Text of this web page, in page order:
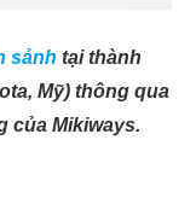
sảnh tại thành
Mỹ) thông qua
của Mikiways.